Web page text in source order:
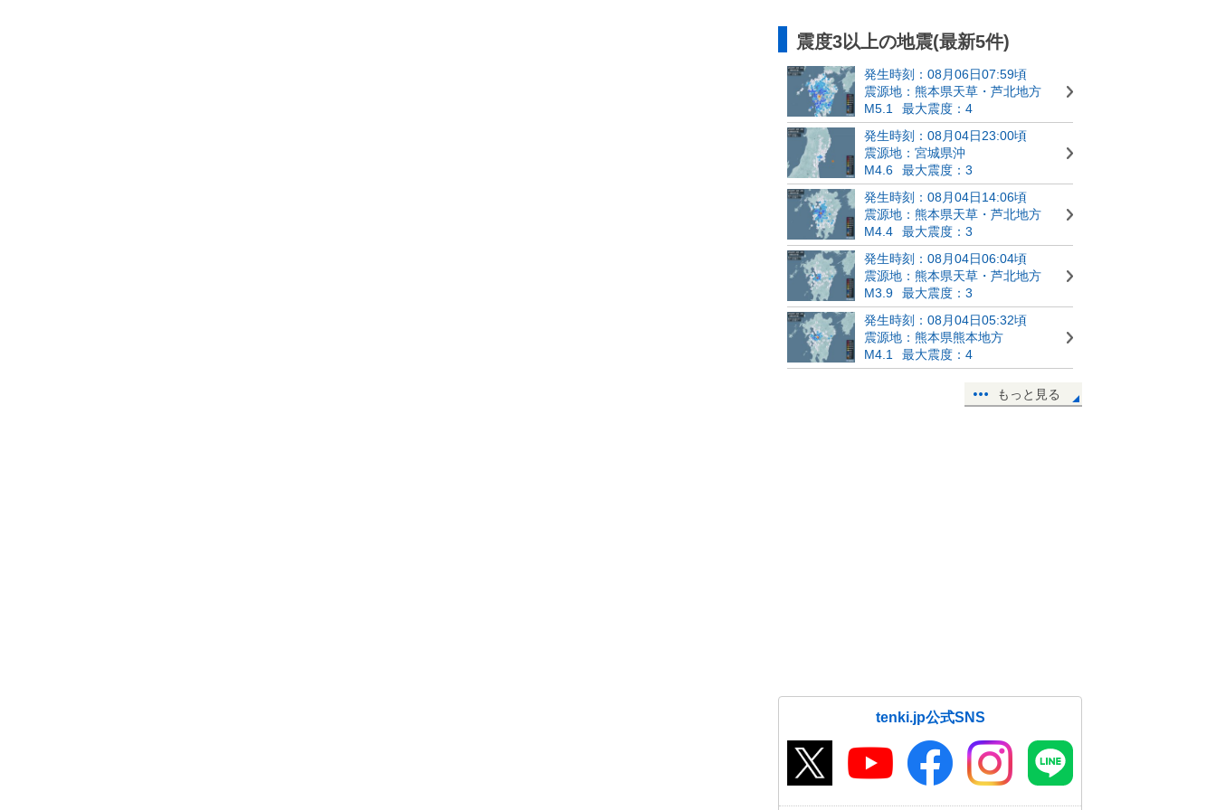
震度3以上の地震(最新5件)
発生時刻：08月06日07:59頃
震源地：熊本県天草・芦北地方
M5.1
最大震度：4
発生時刻：08月04日23:00頃
震源地：宮城県沖
M4.6
最大震度：3
発生時刻：08月04日14:06頃
震源地：熊本県天草・芦北地方
M4.4
最大震度：3
発生時刻：08月04日06:04頃
震源地：熊本県天草・芦北地方
M3.9
最大震度：3
発生時刻：08月04日05:32頃
震源地：熊本県熊本地方
M4.1
最大震度：4
もっと見る
tenki.jp公式SNS